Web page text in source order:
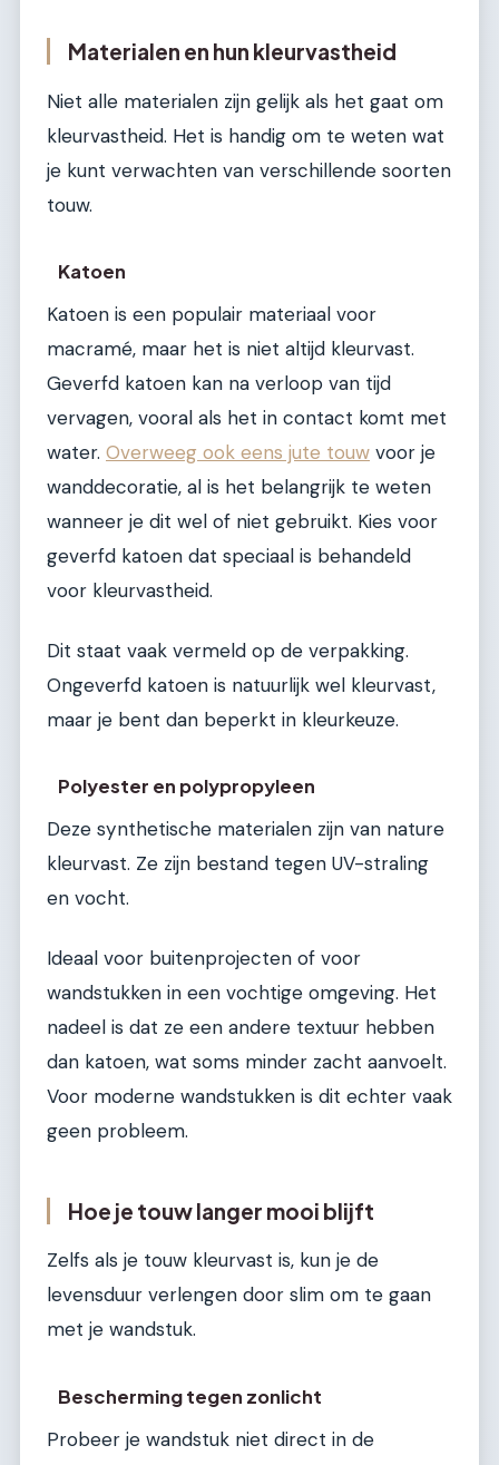
Materialen en hun kleurvastheid
Niet alle materialen zijn gelijk als het gaat om
kleurvastheid. Het is handig om te weten wat
je kunt verwachten van verschillende soorten
touw.
Katoen
Katoen is een populair materiaal voor
macramé, maar het is niet altijd kleurvast.
Geverfd katoen kan na verloop van tijd
vervagen, vooral als het in contact komt met
water. Overweeg ook eens jute touw voor je
wanddecoratie, al is het belangrijk te weten
wanneer je dit wel of niet gebruikt. Kies voor
geverfd katoen dat speciaal is behandeld
voor kleurvastheid.
Dit staat vaak vermeld op de verpakking.
Ongeverfd katoen is natuurlijk wel kleurvast,
maar je bent dan beperkt in kleurkeuze.
Polyester en polypropyleen
Deze synthetische materialen zijn van nature
kleurvast. Ze zijn bestand tegen UV-straling
en vocht.
Ideaal voor buitenprojecten of voor
wandstukken in een vochtige omgeving. Het
nadeel is dat ze een andere textuur hebben
dan katoen, wat soms minder zacht aanvoelt.
Voor moderne wandstukken is dit echter vaak
geen probleem.
Hoe je touw langer mooi blijft
Zelfs als je touw kleurvast is, kun je de
levensduur verlengen door slim om te gaan
met je wandstuk.
Bescherming tegen zonlicht
Probeer je wandstuk niet direct in de